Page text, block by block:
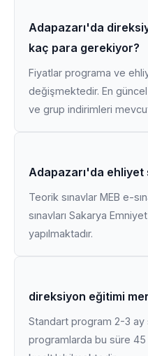
Adapazarı'da
kaç para gerekiyor?
Fiyatlar programa ve
değişmektedir. En
ve grup indirimleri
Adapazarı'da ehliyet
Teorik sınavlar MEB e-
sınavları Sakarya
yapılmaktadır.
direksiyon eğitimi
Standart program 2-3 ay
programlarda bu süre